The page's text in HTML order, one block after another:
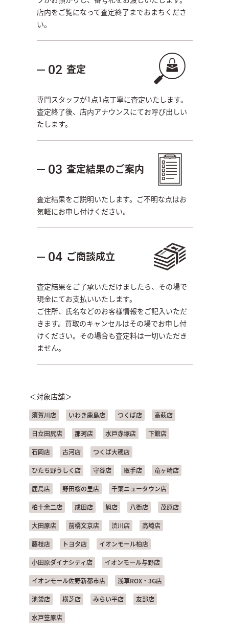
店内をご覧になって査定終了までおまちくださ
い。
02 査定
専門スタッフが1点1点丁寧に査定いたします。
査定終了後、店内アナウンスにてお呼び出しい
たします。
03 査定結果のご案内
査定結果をご説明いたします。ご不明な点はお
気軽にお申し付けください。
04 ご商談成立
査定結果をご了承いただけましたら、その場で
現金にてお支払いいたします。
ご住所、氏名などのお客様情報をご記入いただ
きます。買取のキャンセルはその場でお申し付
けください。その場合も査定料は一切いただき
ません。
＜対象店舗＞
須賀川店 いわき鹿島店 つくば店 高萩店
日立田尻店 那珂店 水戸赤塚店 下館店
石岡店 古河店 つくば大穂店
ひたち野うしく店 守谷店 取手店 竜ヶ崎店
鹿島店 野田桜の里店 千葉ニュータウン店
柏十余二店 成田店 旭店 八街店 茂原店
大田原店 前橋文京店 渋川店 高崎店
藤枝店 トヨタ店 イオンモール柏店
小田原ダイナシティ店 イオンモール与野店
イオンモール佐野新都市店 浅草ROX・3G店
池袋店 横芝店 みらい平店 友部店
水戸笠原店